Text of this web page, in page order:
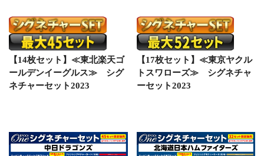
【14枚セット】≪東北楽天ゴ
ールデンイーグルス≫ シグ
ネチャーセット2023
【17枚セット】≪東京ヤクル
トスワローズ≫ シグネチャ
ーセット2023